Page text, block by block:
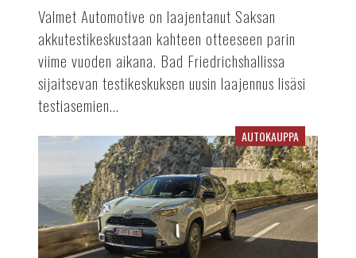
Valmet Automotive on laajentanut Saksan
akkutestikeskustaan kahteen otteeseen parin
viime vuoden aikana. Bad Friedrichshallissa
sijaitsevan testikeskuksen uusin laajennus lisäsi
testiasemien...
Rekisteröinnit
lamavuosien
tasolla
AUTOKAUPPA